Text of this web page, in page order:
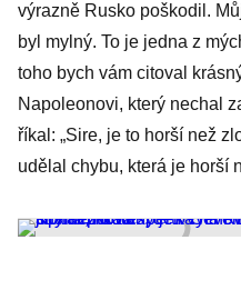
výrazně Rusko poškodil.
byl mylný. To je jedna z
toho bych vám citoval
Napoleonovi, který nechal
říkal: „Sire, je to horší než
udělal chybu, která je horší